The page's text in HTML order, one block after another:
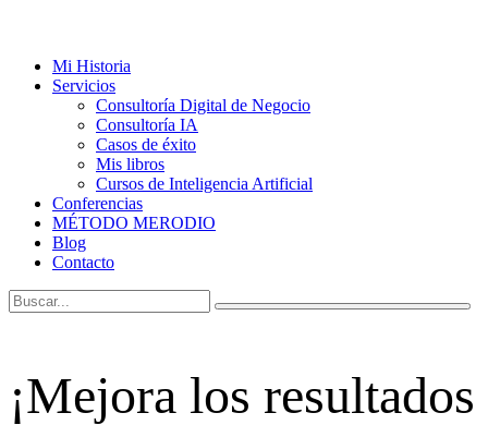
Mi Historia
Servicios
Consultoría Digital de Negocio
Consultoría IA
Casos de éxito
Mis libros
Cursos de Inteligencia Artificial
Conferencias
MÉTODO MERODIO
Blog
Contacto
¡Mejora los resultados